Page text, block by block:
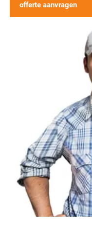
offerte aanvragen